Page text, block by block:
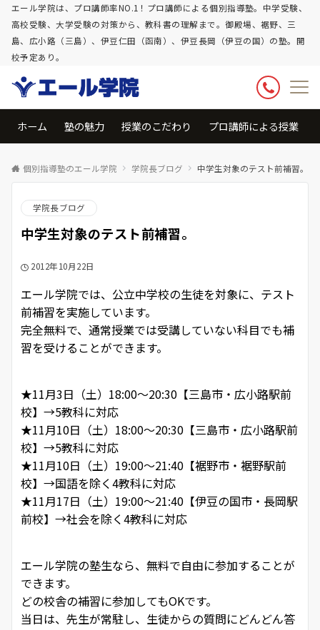
エール学院は、プロ講師率NO.1！プロ講師による個別指導塾。中学受験、
高校受験、大学受験の対策から、教科書の理解まで。御殿場、裾野、三
島、広小路（三島）、伊豆仁田（函南）、伊豆長岡（伊豆の国）の塾。開
校予定あり。
ホーム 塾の魅力 授業のこだわり プロ講師による授業
個別指導塾のエール学院 学院長ブログ 中学生対象のテスト前補習。
学院長ブログ
中学生対象のテスト前補習。
2012年10月22日
エール学院では、公立中学校の生徒を対象に、テスト
前補習を実施しています。
完全無料で、通常授業では受講していない科目でも補
習を受けることができます。
★11月3日（土）18:00～20:30【三島市・広小路駅前
校】→5教科に対応
★11月10日（土）18:00～20:30【三島市・広小路駅前
校】→5教科に対応
★11月10日（土）19:00～21:40【裾野市・裾野駅前
校】→国語を除く4教科に対応
★11月17日（土）19:00～21:40【伊豆の国市・長岡駅
前校】→社会を除く4教科に対応
エール学院の塾生なら、無料で自由に参加することが
できます。
どの校舎の補習に参加してもOKです。
当日は、先生が常駐し、生徒からの質問にどんどん答